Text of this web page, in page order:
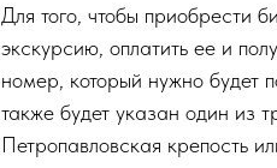
Для того, чтобы приобрести
экскурсию, оплатить ее и
номер, который нужно будет
также будет указан один из
Петропавловская крепость